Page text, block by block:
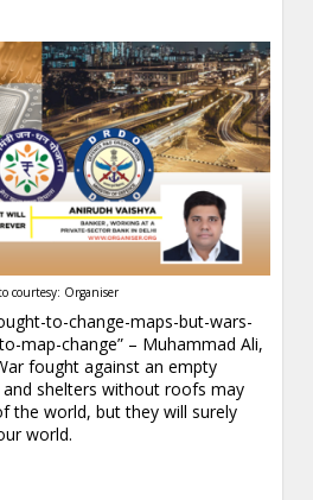
courtesy: Organiser
to-change-maps-but-wars-
map-change” – Muhammad Ali,
fought against an empty
shelters without roofs may
the world, but they will surely
world.